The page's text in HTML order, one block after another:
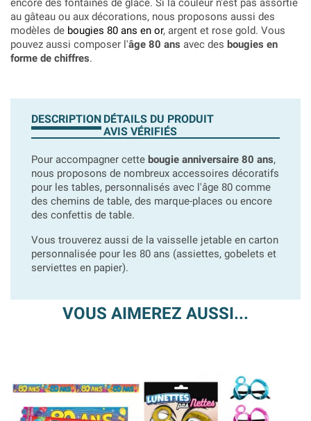
encore des fontaines de glace. Si la couleur n'est pas assortie
au gâteau ou aux décorations, nous proposons aussi des
modèles de bougies 80 ans en or, argent et rose gold. Vous
pouvez aussi composer l'âge 80 ans avec des bougies en
forme de chiffres.
DESCRIPTION DÉTAILS DU PRODUIT
AVIS VÉRIFIÉS
Pour accompagner cette bougie anniversaire 80 ans,
nous proposons de nombreux accessoires décoratifs
pour les tables, personnalisés avec l'âge 80 comme
des chemins de table, des marque-places ou encore
des confettis de table.
Vous trouverez aussi de la vaisselle jetable en carton
personnalisée pour les 80 ans (assiettes, gobelets et
serviettes en papier).
VOUS AIMEREZ AUSSI...